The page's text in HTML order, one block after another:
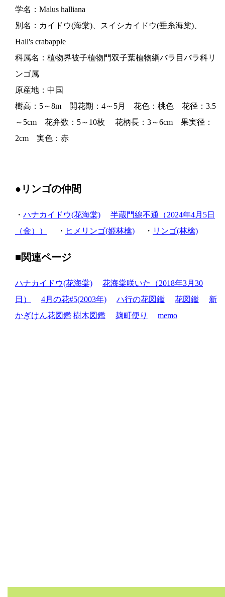
学名：Malus halliana
別名：カイドウ(海棠)、スイシカイドウ(垂糸海棠)、
Hall's crabapple
科属名：植物界被子植物門双子葉植物綱バラ目バラ科リ
ンゴ属
原産地：中国
樹高：5～8m 開花期：4～5月 花色：桃色 花径：3.5
～5cm 花弁数：5～10枚 花柄長：3～6cm 果実径：
2cm 実色：赤
●リンゴの仲間
・ ハナカイドウ(花海棠)
半蔵門線不通（2024年4月5日
（金））
・ ヒメリンゴ(姫林檎) ・ リンゴ(林檎)
■関連ページ
ハナカイドウ(花海棠)
花海棠咲いた（2018年3月30
日）
4月の花#5(2003年) ハ行の花図鑑 花図鑑
新
かぎけん花図鑑 樹木図鑑 麹町便り memo